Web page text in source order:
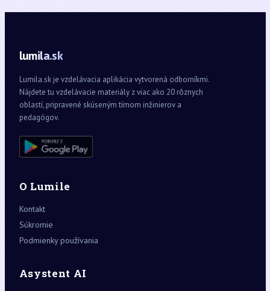
lumila.sk
Lumila.sk je vzdelávacia aplikácia vytvorená odborníkmi.
Nájdete tu vzdelávacie materiály z viac ako 20 rôznych
oblastí, pripravené skúseným tímom inžinierov a
pedagógov.
O Lumile
Kontakt
Súkromie
Podmienky používania
Asystent AI